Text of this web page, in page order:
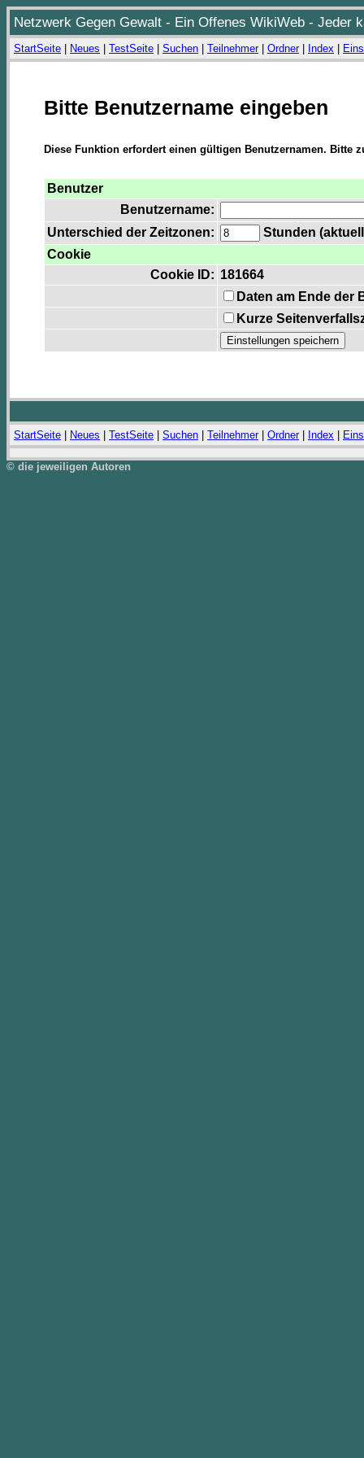
Netzwerk Gegen Gewalt - Ein Offenes WikiWeb - Jeder
StartSeite Neues TestSeite Suchen Teilnehmer| Ordner| Index
Bitte Benutzername eingeben
Diese Funktion erfordert einen gültigen Benutzernamen. Bitte
Benutzer
Benutzername:
Unterschied der Zeitzonen:
Stunden
Cookie
Cookie ID: 181664
Daten am Ende der
Kurze
StartSeite Neues TestSeite Suchen Teilnehmer| Ordner| Index
© die jeweiligen Autoren